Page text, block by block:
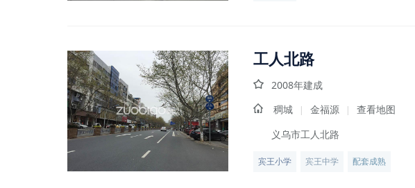
工人北路
2008年建成
稠城
| 金福源 |
查看地图
义乌市工人北路
宾王小学 宾王中学 配套成熟